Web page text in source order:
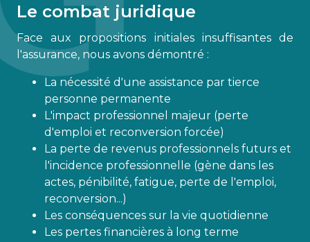
Le combat juridique
Face aux propositions initiales insuffisantes de
l'assurance, nous avons démontré :
La nécessité d'une assistance par tierce
personne permanente
L'impact professionnel majeur (perte
d'emploi et reconversion forcée)
La perte de revenus professionnels futurs et
l'incidence professionnelle (gène dans les
actes, pénibilité, fatigue, perte de l'emploi,
reconversion...)
Les conséquences sur la vie quotidienne
Les pertes financières à long terme